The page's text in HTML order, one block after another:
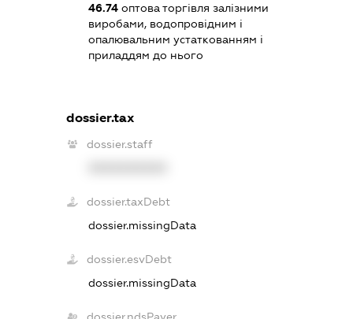
46.74оптова торгівля залізними
виробами, водопровідним і
опалювальним устаткованням і
приладдям до нього
dossier.tax
dossier.staff
dossier.taxDebt
dossier.missingData
dossier.esvDebt
dossier.missingData